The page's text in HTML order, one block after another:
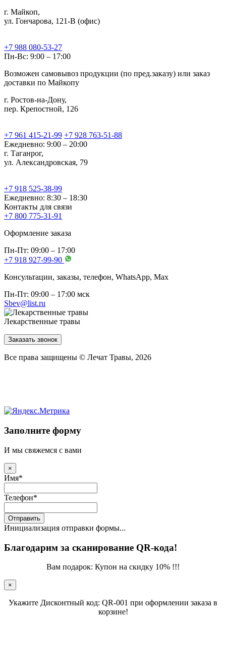
г. Майкоп,
ул. Гончарова, 121-В (офис)
+7 988 080-53-27
Пн-Вс: 9:00 – 17:00
Возможен самовывоз продукции (по пред.заказу) или заказ
доставки по Майкопу
г. Ростов-на-Дону,
пер. Крепостной, 126
+7 961 415-21-99 +7 928 763-51-88
Ежедневно: 9:00 – 20:00
г. Таганрог,
ул. Александровская, 79
+7 918 525-38-99
Ежедневно: 8:30 – 18:30
Контакты для связи
+7 800 775-31-91
Оформление заказа
Пн-Пт: 09:00 – 17:00
+7 918 927-99-90
Консультации, заказы, телефон, WhatsApp, Мах
Пн-Пт: 09:00 – 17:00 мск
Sbev@list.ru
Лекарственные травы
Заказать звонок
Все права защищены © Лечат Травы, 2026
Заполните форму
И мы свяжемся с вами
×
Имя*
Телефон*
Отправить
Инициализация отправки формы...
Благодарим за сканирование QR-кода!
Вам подарок: Купон на скидку 10% !!!
×
Укажите Дисконтный код: QR-001 при оформлении заказа в
корзине!